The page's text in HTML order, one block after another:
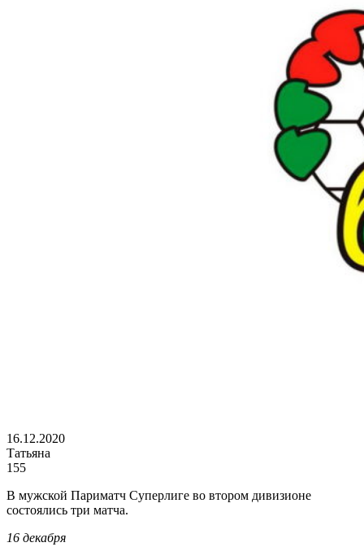
16.12.2020
Татьяна
155
В мужской Париматч Суперлиге во втором дивизионе
состоялись три матча.
16 декабря